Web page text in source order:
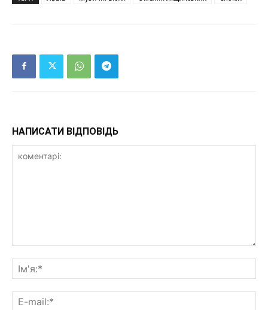
НАПИСАТИ ВІДПОВІДЬ